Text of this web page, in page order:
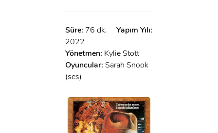
Süre: 76 dk.
Yapım Yılı:
2022
Yönetmen: Kylie Stott
Oyuncular: Sarah Snook
(ses)